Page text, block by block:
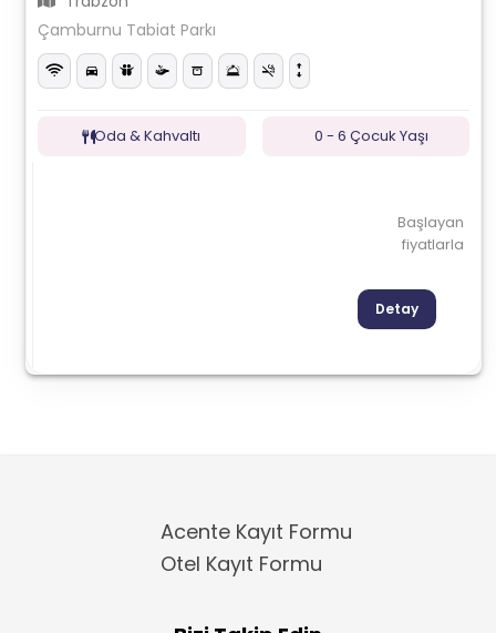
Çamburnu Tabiat Parkı
Oda & Kahvaltı 0 - 6 Çocuk Yaşı
Başlayan
fiyatlarla
Detay
Acente Kayıt Formu
Otel Kayıt Formu